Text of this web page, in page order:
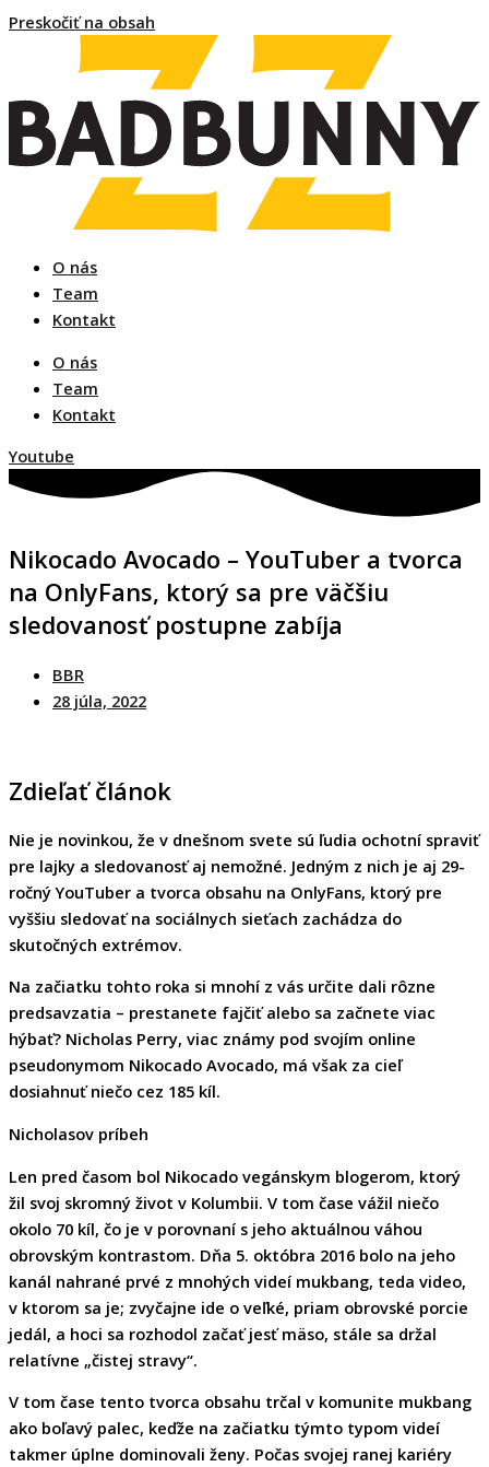
Preskočiť na obsah
O nás
Team
Kontakt
O nás
Team
Kontakt
Youtube
Nikocado Avocado – YouTuber a tvorca
na OnlyFans, ktorý sa pre väčšiu
sledovanosť postupne zabíja
BBR
28 júla, 2022
Zdieľať článok
Nie je novinkou, že v dnešnom svete sú ľudia ochotní spraviť
pre lajky a sledovanosť aj nemožné. Jedným z nich je aj 29-
ročný YouTuber a tvorca obsahu na OnlyFans, ktorý pre
vyššiu sledovať na sociálnych sieťach zachádza do
skutočných extrémov.
Na začiatku tohto roka si mnohí z vás určite dali rôzne
predsavzatia – prestanete fajčiť alebo sa začnete viac
hýbať? Nicholas Perry, viac známy pod svojím online
pseudonymom Nikocado Avocado, má však za cieľ
dosiahnuť niečo cez 185 kíl.
Nicholasov príbeh
Len pred časom bol Nikocado vegánskym blogerom, ktorý
žil svoj skromný život v Kolumbii. V tom čase vážil niečo
okolo 70 kíl, čo je v porovnaní s jeho aktuálnou váhou
obrovským kontrastom. Dňa 5. októbra 2016 bolo na jeho
kanál nahrané prvé z mnohých videí mukbang, teda video,
v ktorom sa je; zvyčajne ide o veľké, priam obrovské porcie
jedál, a hoci sa rozhodol začať jesť mäso, stále sa držal
relatívne „čistej stravy“.
V tom čase tento tvorca obsahu trčal v komunite mukbang
ako boľavý palec, keďže na začiatku týmto typom videí
takmer úplne dominovali ženy. Počas svojej ranej kariéry